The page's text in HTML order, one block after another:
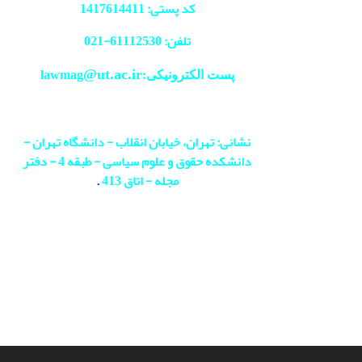
کد پستی: 1417614411
تلفن: 61112530-
021
پست الکترونیکی:lawmag@ut.ac.ir
نشانی: تهران، خیابان انقلاب - دانشگاه تهران -
دانشکده حقوق و علوم سیاسی - طبقه 4 - دفتر
مجله - اتاق 413
.